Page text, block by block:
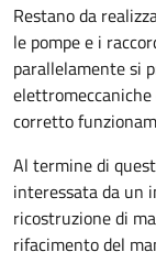
Restano da
le pompe e i
parallelamente si
corretto
Al termine di
interessata da un
ricostruzione di
rifacimento del